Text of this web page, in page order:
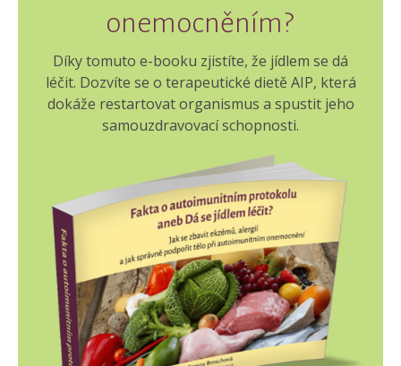
onemocněním?
Díky tomuto e-booku zjistíte, že jídlem se dá
léčit. Dozvíte se o terapeutické dietě AIP, která
dokáže restartovat organismus a spustit jeho
samouzdravovací schopnosti.